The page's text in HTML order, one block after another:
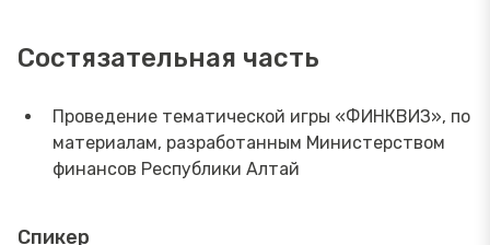
Состязательная часть
Проведение тематической игры «ФИНКВИЗ», по
материалам, разработанным Министерством
финансов Республики Алтай
Спикер